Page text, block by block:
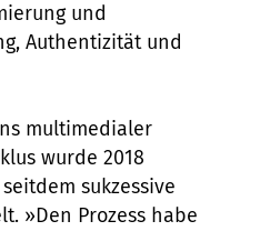
und
Authentizität und
multimedialer
wurde 2018
sukzessive
»Den Prozess habe